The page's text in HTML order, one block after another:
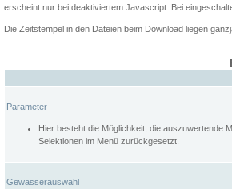
erscheint nur bei deaktiviertem Javascript. Bei
Die Zeitstempel in den Dateien beim Download liegen
Parameter
Hier besteht die Möglichkeit, die auszuwertende
Selektionen im Menü zurückgesetzt.
Gewässerauswahl